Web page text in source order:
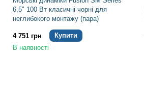
6,5" 100 Вт класичні чорні для
неглибокого монтажу (пара)
4 751 грн
Купити
В наявності